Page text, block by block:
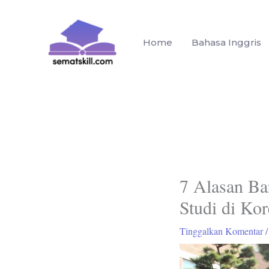
Home Bahasa Inggris
7 Alasan
Studi di
Tinggalkan Komentar /